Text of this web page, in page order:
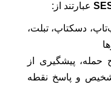
عبارتند از:
دسکتاپ، تبلت،
پیشگیری از
و پاسخ نقطه